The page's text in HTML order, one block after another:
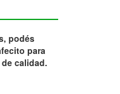
podés
para
calidad.